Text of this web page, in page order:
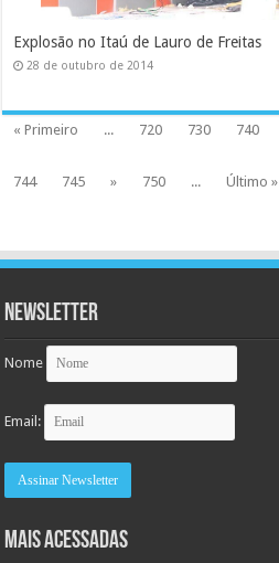
Explosão no Itaú de Lauro de Freitas
28 de outubro de 2014
« Primeiro ... 720 730 740
744
745 » 750 ... Último »
Newsletter
Nome
Email:
MAIS ACESSADAS